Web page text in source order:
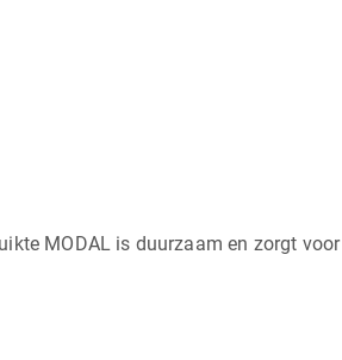
MODAL is duurzaam en zorgt